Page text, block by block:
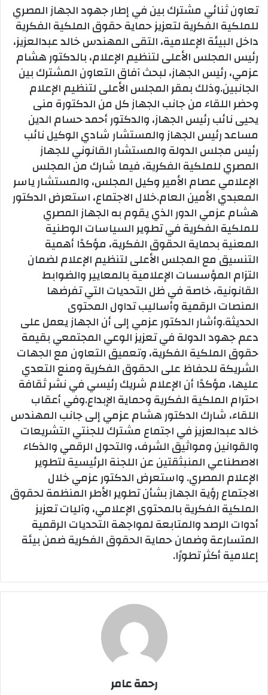
تعاون ثنائي مشترك بين في إطار جهود الجهاز المصري
للملكية الفكرية لتعزيز حماية حقوق الملكية الفكرية
داخل البيئة الإعلامية، التقى المهندس خالد عبدالعزيز،
رئيس المجلس الأعلى لتنظيم الإعلام، بالدكتور هشام
عزمي، رئيس الجهاز، لبحث آفاق التعاون المشترك بين
الجانبين.وذلك بمقر المجلس الأعلى لتنظيم الإعلام
وحضر اللقاء من جانب الجهاز كل من الدكتورة منى
يحيى نائب رئيس الجهاز، والدكتور أحمد حسام الدين
مساعد رئيس الجهاز والمستشار شادي الوكيل نائب
رئيس مجلس الدولة والمستشار القانوني للجهاز
المصري للملكية الفكرية، فيما شارك من المجلس
الإعلامي عصام الأمير وكيل المجلس، والمستشار ياسر
المعبدي الأمين العام.خلال الاجتماع، استعرض الدكتور
هشام عزمي الدور الذي يقوم به الجهاز المصري
للملكية الفكرية في تطوير السياسات الوطنية
المعنية بحماية الحقوق الفكرية، مؤكدًا أهمية
التنسيق مع المجلس الأعلى لتنظيم الإعلام لضمان
التزام المؤسسات الإعلامية بالمعايير والضوابط
القانونية، خاصة في ظل التحديات التي تفرضها
المنصات الرقمية وأساليب تداول المحتوى
الحديثة.وأشار الدكتور عزمي إلى أن الجهاز يعمل على
دعم جهود الدولة في تعزيز الوعي المجتمعي بقيمة
حقوق الملكية الفكرية، وتعميق التعاون مع الجهات
الشريكة للحفاظ على الحقوق الفكرية ومنع التعدي
عليها، مؤكدًا أن الإعلام شريك رئيسي في نشر ثقافة
احترام الملكية الفكرية وحماية الإبداع.وفي أعقاب
اللقاء، شارك الدكتور هشام عزمي إلى جانب المهندس
خالد عبدالعزيز في اجتماع مشترك للجنتي التشريعات
والقوانين ومواثيق الشرف، والتحول الرقمي والذكاء
الاصطناعي المنبثقتين عن اللجنة الرئيسية لتطوير
الإعلام المصري. واستعرض الدكتور عزمي خلال
الاجتماع رؤية الجهاز بشأن تطوير الأطر المنظمة لحقوق
الملكية الفكرية بالمحتوى الإعلامي، وآليات تعزيز
أدوات الرصد والمتابعة لمواجهة التحديات الرقمية
المتسارعة وضمان حماية الحقوق الفكرية ضمن بيئة
إعلامية أكثر تطورًا.
رحمة عامر